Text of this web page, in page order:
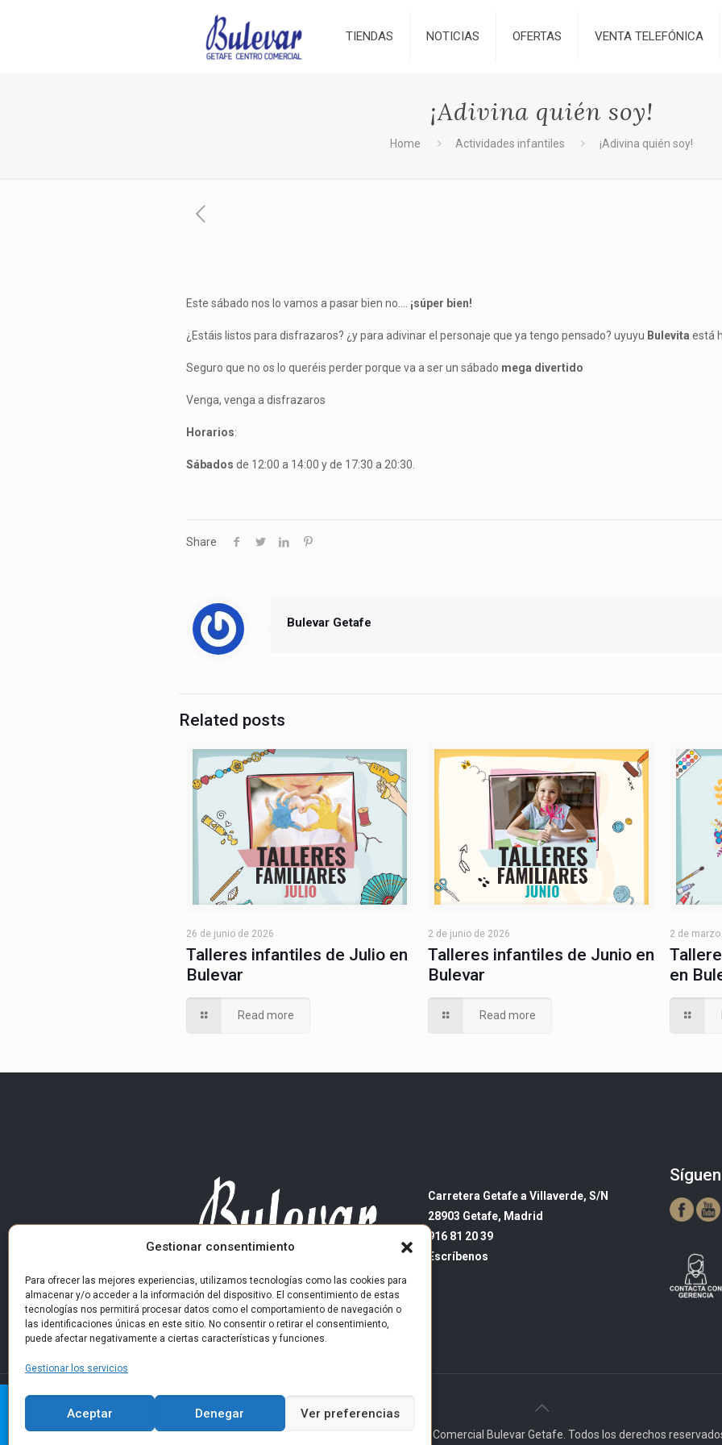
Gestionar consentimiento
Para ofrecer las mejores experiencias, utilizamos tecnologías como las cookies para
almacenar y/o acceder a la información del dispositivo. El consentimiento de estas
tecnologías nos permitirá procesar datos como el comportamiento de navegación o
las identificaciones únicas en este sitio. No consentir o retirar el consentimiento,
puede afectar negativamente a ciertas características y funciones.
Gestionar los servicios
Aceptar Denegar Ver preferencias
TIENDAS NOTICIAS OFERTAS VENTA TELEFÓNICA
¡Adivina quién soy!
Home Actividades infantiles ¡Adivina quién soy!
Este sábado nos lo vamos a pasar bien no…. ¡súper bien!
¿Estáis listos para disfrazaros? ¿y para adivinar el personaje que ya tengo pensado? uyuyu Bulevita está
Seguro que no os lo queréis perder porque va a ser un sábado mega divertido
Venga, venga a disfrazaros
Horarios:
Sábados de 12:00 a 14:00 y de 17:30 a 20:30.
Share
Bulevar Getafe
Related posts
26 de junio de 2026
Talleres infantiles de Julio en
Bulevar
Read more
2 de junio de 2026
Talleres infantiles de Junio en
Bulevar
Read more
2 de
en
Carretera Getafe a Villaverde, S/N
28903 Getafe, Madrid
916 81 20 39
Escríbenos
© 2025 Centro Comercial Bulevar Getafe. Todos los derechos